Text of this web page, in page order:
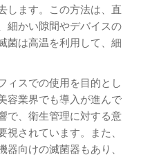
します。この方法は、直
細かい隙間やデバイスの
菌は高温を利用して、細
ィスでの使用を目的とし
容業界でも導入が進んで
で、衛生管理に対する意
されています。また、
向けの滅菌器もあり、